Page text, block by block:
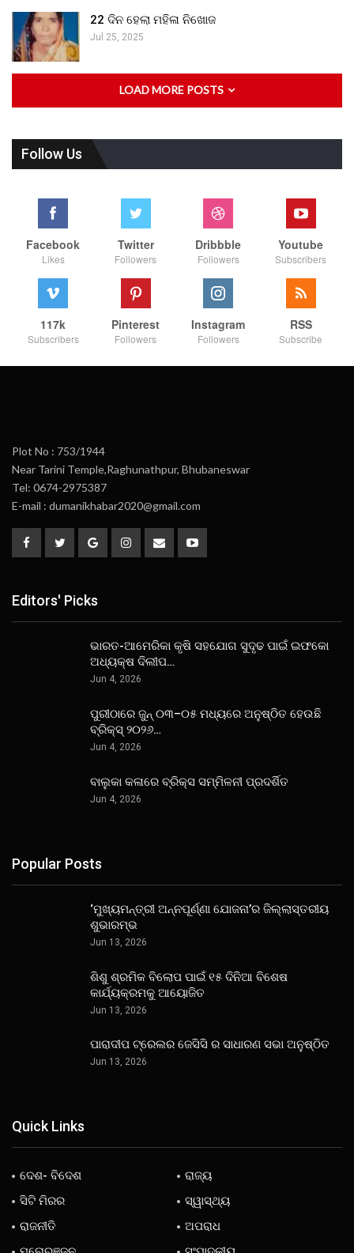
22 ଦିନ ହେଲା ମହିଳା ନିଖୋଜ
Jul 25, 2025
LOAD MORE POSTS
Follow Us
Facebook
Likes
Twitter
Followers
Dribbble
Followers
Youtube
Subscribers
117k
Subscribers
Pinterest
Followers
Instagram
Followers
RSS
Subscribe
Plot No : 753/1944
Near Tarini Temple,Raghunathpur, Bhubaneswar
Tel: 0674-2975387
E-mail : dumanikhabar2020@gmail.com
Editors' Picks
ଭାରତ-ଆମେରିକା କୃଷି ସହଯୋଗ ସୁଦୃଢ ପାଇଁ ଇଫକୋ
ଅଧ୍ୟକ୍ଷ ଦିଲୀପ…
Jun 4, 2026
ପୁରୀଠାରେ ଜୁନ୍ ୦୩–୦୫ ମଧ୍ୟରେ ଅନୁଷ୍ଠିତ ହେଉଛି
ବ୍ରିକ୍ସ୍ ୨୦୨୬…
Jun 4, 2026
ବାଲୁକା କଳାରେ ବ୍ରିକ୍ସ ସମ୍ମିଳନୀ ପ୍ରଦର୍ଶିତ
Jun 4, 2026
Popular Posts
‘ମୁଖ୍ୟମନ୍ତ୍ରୀ ଅନ୍ନପୂର୍ଣ୍ଣା ଯୋଜନା’ର ଜିଲ୍ଲାସ୍ତରୀୟ
ଶୁଭାରମ୍ଭ
Jun 13, 2026
ଶିଶୁ ଶ୍ରମିକ ବିଲୋପ ପାଇଁ ୧୫ ଦିନିଆ ବିଶେଷ
କାର୍ଯ୍ୟକ୍ରମକୁ ଆୟୋଜିତ
Jun 13, 2026
ପାରାଦୀପ ଟ୍ରେଲର ଜେସିସି ର ସାଧାରଣ ସଭା ଅନୁଷ୍ଠିତ
Jun 13, 2026
Quick Links
ଦେଶ- ବିଦେଶ
ରାଜ୍ୟ
ସିଟି ମିରର
ସ୍ୱାସ୍ଥ୍ୟ
ରାଜନୀତି
ଅପରାଧ